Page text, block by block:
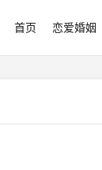
首页 恋爱婚姻